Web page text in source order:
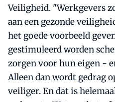
Veiligheid. "Werkgevers
aan een gezonde
het goede voorbeeld
gestimuleerd worden
zorgen voor hun eigen -
Alleen dan wordt gedrag
veiliger. En dat is